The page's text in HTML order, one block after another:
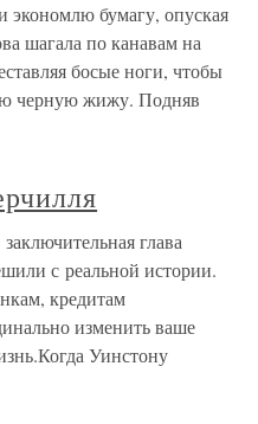
экономлю бумагу, опуская
шагала по канавам на
босые ноги, чтобы
черную жижу. Подняв
глава
с реальной истории.
кредитам
изменить ваше
Уинстону